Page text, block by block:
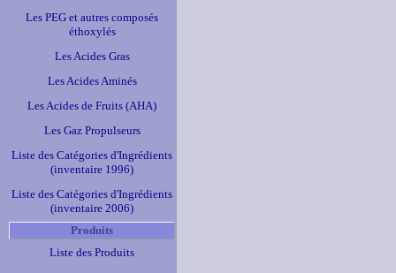
Les PEG et autres composés
éthoxylés
Les Acides Gras
Les Acides Aminés
Les Acides de Fruits (AHA)
Les Gaz Propulseurs
Liste des Catégories d'Ingrédients
(inventaire 1996)
Liste des Catégories d'Ingrédients
(inventaire 2006)
Produits
Liste des Produits